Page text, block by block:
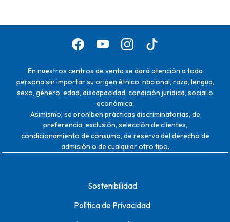
En nuestros centros de venta se dará atención a toda
persona sin importar su origen étnico, nacional, raza, lengua,
sexo, género, edad, discapacidad, condición jurídica, social o
económica.
Asimismo, se prohíben prácticas discriminatorias, de
preferencia, exclusión, selección de clientes,
condicionamiento de consumo, de reserva del derecho de
admisión o de cualquier otro tipo.
Sostenibilidad
Política de Privacidad